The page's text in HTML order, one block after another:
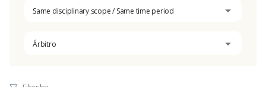
Same disciplinary scope / Same time period
Árbitro